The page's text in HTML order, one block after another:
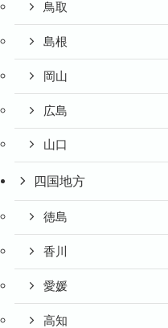
鳥取
島根
岡山
広島
山口
四国地方
徳島
香川
愛媛
高知